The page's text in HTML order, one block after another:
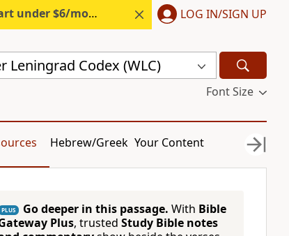
under $6/month. Start free. LOG IN/SIGN UP
Leningrad Codex (WLC)
Font Size
Hebrew/Greek Your Content
PLUS Go deeper in this passage. With Bible
Plus, trusted Study Bible notes